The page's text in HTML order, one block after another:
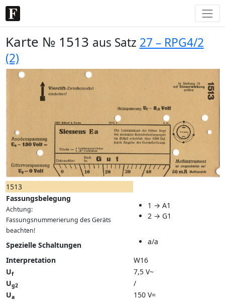
Karte № 1513 aus Satz 27 – RPG4/2
(2)
1513
Fassungsbelegung
Achtung:
Fassungsnummerierung des Geräts
beachten!
1 → A1
2 → G1
Spezielle Schaltungen
a/a
Interpretation
W16
Uf
7,5 V~
Ug2
/
Ua
150 V=